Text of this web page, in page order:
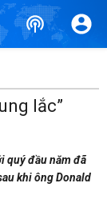
lắc”
quý đầu năm đã
khi ông Donald